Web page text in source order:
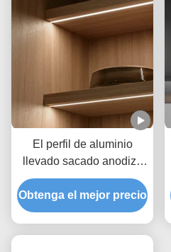
El perfil de aluminio
llevado sacado anodizó
la iluminación de
aluminio de la pared de
12m m LED
Obtenga el mejor precio